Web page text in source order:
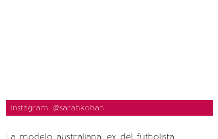
Instagram: @sarahkohan
La modelo australiana, ex del futbolista